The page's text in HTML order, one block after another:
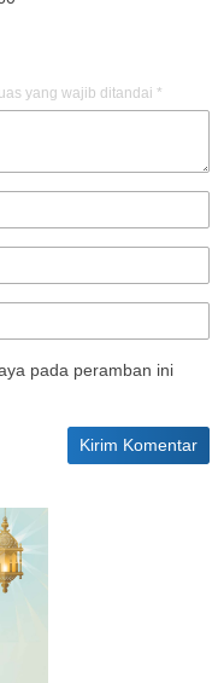
yang wajib ditandai *
pada peramban ini